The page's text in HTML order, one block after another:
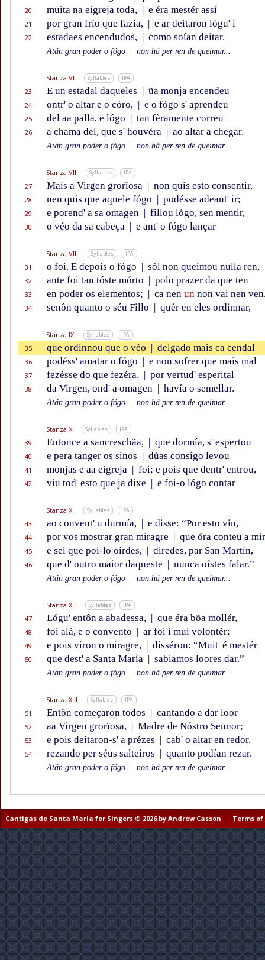
20 muita na eigreja toda, | e éra mestér assí
21 por gran frío que fazía, | e ar deitaron lógu' i
22 estadaes encendudos, | como soían deitar.
Atán gran poder o fógo non há per ren de queimar...
Stanza VI Syllables IPA
23 E un estadal daqueles | ũa monja encendeu
24 ontr' o altar e o córo, | e o fógo s' aprendeu
25 del aa palla, e lógo | tan fèramente correu
26 a chama del, que s' houvéra | ao altar a chegar.
Atán gran poder o fógo non há per ren de queimar...
Stanza VII Syllables IPA
27 Mais a Virgen grorïosa | non quis esto consentir,
28 nen quis que aquele fógo | podésse adeant' ir;
29 e porend' a sa omagen | fillou lógo, sen mentir,
30 o véo da sa cabeça | e ant' o fógo lançar
Stanza VIII Syllables IPA
31 o foi. E depois o fógo | sól non queimou nulla ren,
32 ante foi tan tóste mórto | polo prazer da que ten
33 en poder os elementos; | ca nen un non vai nen
34 senôn quanto o séu Fillo | quér en eles ordinnar,
Stanza IX Syllables IPA
35 que ordinnou que o véo | delgado mais ca cendal
36 podéss' amatar o fógo | e non sofrer que mais mal
37 fezésse do que fezéra, | por vertud' esperital
38 da Virgen, ond' a omagen | havía o semellar.
Atán gran poder o fógo non há per ren de queimar...
Stanza X Syllables IPA
39 Entonce a sancreschãa, | que dormía, s' espertou
40 e pera tanger os sinos | dúas consigo levou
41 monjas e aa eigreja | foi; e pois que dentr' entrou,
42 viu tod' esto que ja dixe | e foi-o lógo contar
Stanza XI Syllables IPA
43 ao convent' u durmía, | e disse: “Por esto vin,
44 por vos mostrar gran miragre | que óra conteu a
45 e sei que poi-lo oírdes, | diredes, par San Martín,
46 que d' outro maior daqueste | nunca oístes falar.”
Atán gran poder o fógo non há per ren de queimar...
Stanza XII Syllables IPA
47 Lógu' entôn a abadessa, | que éra bõa mollér,
48 foi alá, e o convento | ar foi i mui volontér;
49 e pois viron o miragre, | disséron: “Muit' é mestér
50 que dest' a Santa María | sabiamos loores dar.”
Atán gran poder o fógo non há per ren de queimar...
Stanza XIII Syllables IPA
51 Entôn começaron todos | cantando a dar loor
52 aa Virgen grorïosa, | Madre de Nóstro Sennor;
53 e pois deitaron-s' a prézes | cab' o altar en redor,
54 rezando per séus salteiros | quanto podían rezar.
Atán gran poder o fógo non há per ren de queimar...
Cantigas de Santa Maria for Singers © 2026 by Andrew Casson Terms of